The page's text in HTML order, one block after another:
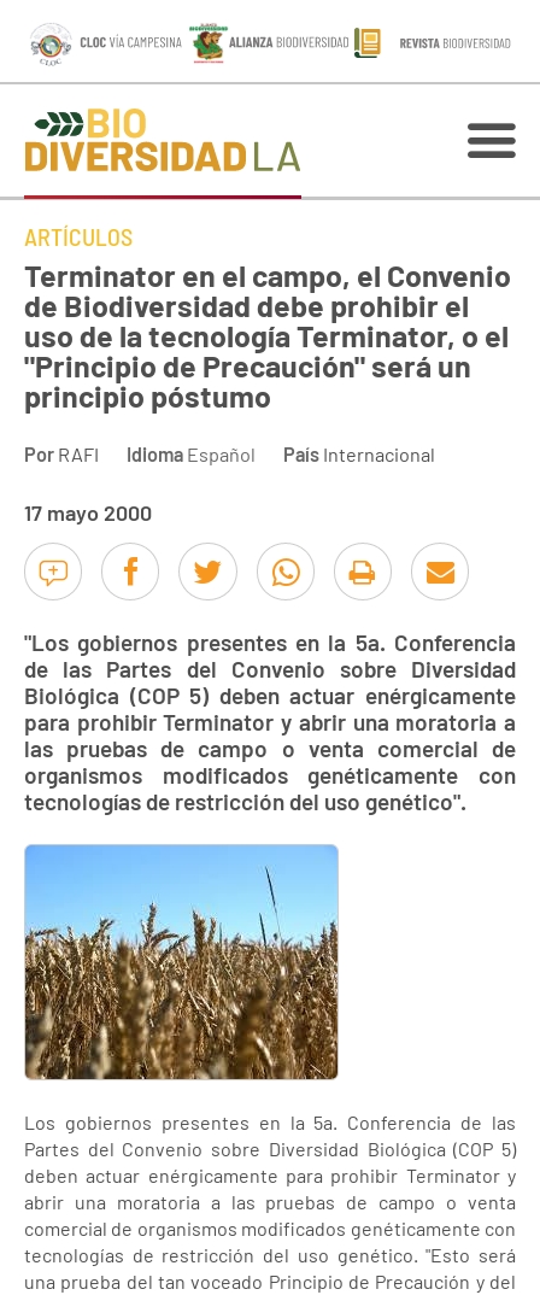
ARTÍCULOS
Terminator en el campo, el Convenio
de Biodiversidad debe prohibir el
uso de la tecnología Terminator, o el
"Principio de Precaución" será un
principio póstumo
Por RAFI Idioma Español País Internacional
17 mayo 2000
"Los gobiernos presentes en la 5a. Conferencia
de las Partes del Convenio sobre Diversidad
Biológica (COP 5) deben actuar enérgicamente
para prohibir Terminator y abrir una moratoria a
las pruebas de campo o venta comercial de
organismos modificados genéticamente con
tecnologías de restricción del uso genético".
Los gobiernos presentes en la 5a. Conferencia de las
Partes del Convenio sobre Diversidad Biológica (COP 5)
deben actuar enérgicamente para prohibir Terminator y
abrir una moratoria a las pruebas de campo o venta
comercial de organismos modificados genéticamente con
tecnologías de restricción del uso genético. "Esto será
una prueba del tan voceado Principio de Precaución y del